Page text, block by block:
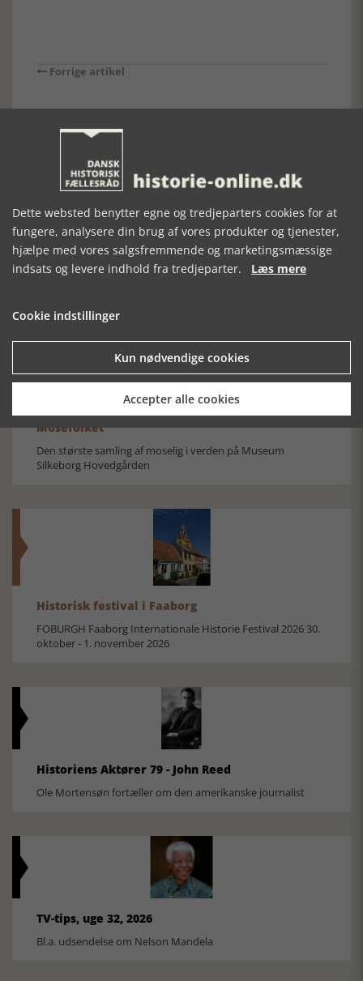
Forrige artikel
SE RELATEREDE ARTIKLER
SKANSER
AMAGER I KRIG
OG FRED
WHERE HAVE
ALL THE
SOLDIERS
Mosefolket
Den største samling af moselig i verden på Museum
Silkeborg Hovedgården
Historisk festival i Faaborg
FOBURGH Faaborg Internationale Historie Festival 2026 30.
oktober - 1. november 2026
Historiens Aktører 79 - John Reed
Ole Mortensøn fortæller om den amerikanske journalist
TV-tips, uge 32, 2026
Bl.a. udsendelse om Nelson Mandela
Dette websted benytter egne og tredjeparters cookies for at
fungere, analysere din brug af vores produkter og tjenester,
hjælpe med vores salgsfremmende og marketingsmæssige
indsats og levere indhold fra tredjeparter. Læs mere
Cookie indstillinger
Kun nødvendige cookies
Accepter alle cookies